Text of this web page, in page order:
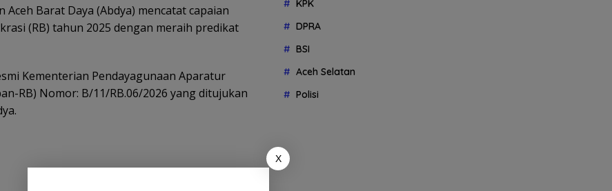
Aceh Barat Daya (Abdya) mencatat capaian
(RB) tahun 2025 dengan meraih predikat
Kementerian Pendayagunaan Aparatur
RB) Nomor: B/11/RB.06/2026 yang ditujukan
KPK
DPRA
BSI
Aceh Selatan
Polisi
X